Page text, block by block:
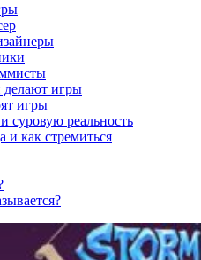
игры
игры
суровую реальность
и как стремиться